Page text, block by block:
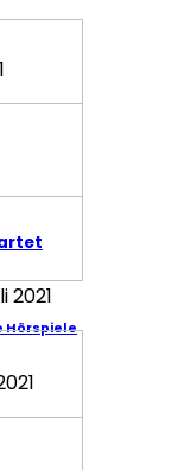
Hörspiele
2021